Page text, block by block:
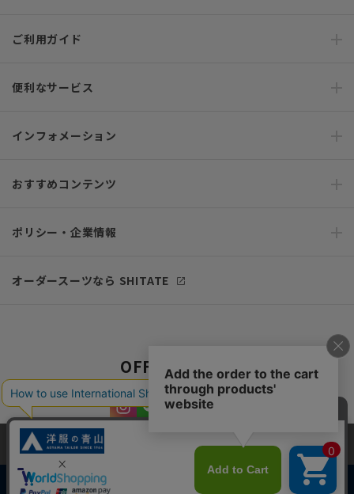
ご利用ガイド
便利なサービス
インフォメーション
おすすめコンテンツ
ポリシー・企業情報
オーダースーツなら SHITATE
OFFICIAL SNS
当サイトでは、快適な閲覧体験とコンテンツ改善のためにCookieを使用
しています。閲覧を続けることで、Cookieの使用に同意したものとみな